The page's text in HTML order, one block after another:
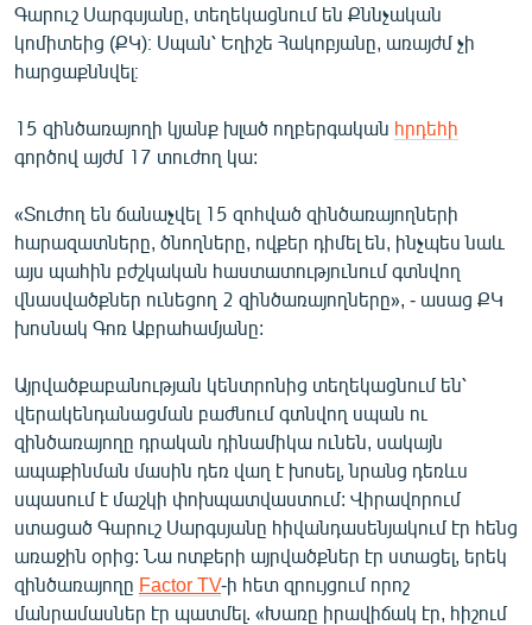
ՁԳՏԵԼՈՎ ԼԱՎԱԳՈՒՅՆԻՆ
ՓՈԴՔԱՍԹ
Հայերեն
English
Русский
ՀԵՏԵՎԵՔ ՄԵԶ
«Ազատության» բոլոր կայքերը
Գարուշ Սարգսյանը, տեղեկացնում են Քննչական
կոմիտեից (ՔԿ)։ Սպան՝ Եղիշե Հակոբյանը, առայժմ չի
հարցաքննվել։
15 զինծառայողի կյանք խլած ողբերգական հրդեհի
գործով այժմ 17 տուժող կա:
«Տուժող են ճանաչվել 15 զոհված զինծառայողների
հարազատները, ծնողները, ովքեր դիմել են, ինչպես նաև
այս պահին բժշկական հաստատությունում գտնվող
վնասվածքներ ունեցող 2 զինծառայողները», - ասաց ՔԿ
խոսնակ Գոռ Աբրահամյանը:
Այրվածքաբանության կենտրոնից տեղեկացնում են՝
վերակենդանացման բաժնում գտնվող սպան ու
զինծառայողը դրական դինամիկա ունեն, սակայն
ապաքինման մասին դեռ վաղ է խոսել, նրանց դեռևս
սպասում է մաշկի փոխպատվաստում: Վիրավորում
ստացած Գարուշ Սարգսյանը հիվանդասենյակում էր հենց
առաջին օրից: Նա ոտքերի այրվածքներ էր ստացել, երեկ
զինծառայողը Factor TV-ի հետ զրույցում որոշ
մանրամասներ էր պատմել. «Խառը իրավիճակ էր, հիշում